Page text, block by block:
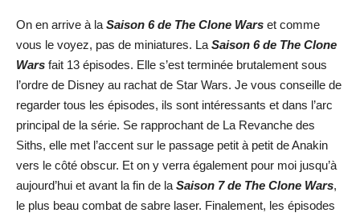
On en arrive à la Saison 6 de The Clone Wars et comme
vous le voyez, pas de miniatures. La Saison 6 de The Clone
Wars fait 13 épisodes. Elle s’est terminée brutalement sous
l’ordre de Disney au rachat de Star Wars. Je vous conseille de
regarder tous les épisodes, ils sont intéressants et dans l’arc
principal de la série. Se rapprochant de La Revanche des
Siths, elle met l’accent sur le passage petit à petit de Anakin
vers le côté obscur. Et on y verra également pour moi jusqu’à
aujourd’hui et avant la fin de la Saison 7 de The Clone Wars,
le plus beau combat de sabre laser. Finalement, les épisodes